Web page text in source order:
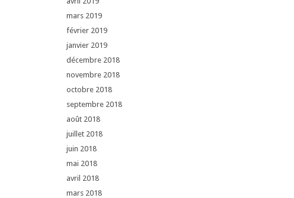
mars 2019
février 2019
janvier 2019
décembre 2018
novembre 2018
octobre 2018
septembre 2018
août 2018
juillet 2018
juin 2018
mai 2018
avril 2018
mars 2018